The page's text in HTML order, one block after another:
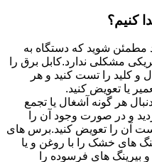
کنیم؟
مطمئن شوید که دستگاه به
مشکلی ندارد.کابل برق را
و کلید را تست کنید و هر
یا تعویض کنید.
هر گونه آشغال یا تجمع
و در صورت وجود آن را
آن را تعویض کنید.برس های
های خشک را با روغن و یا
های فرسوده را